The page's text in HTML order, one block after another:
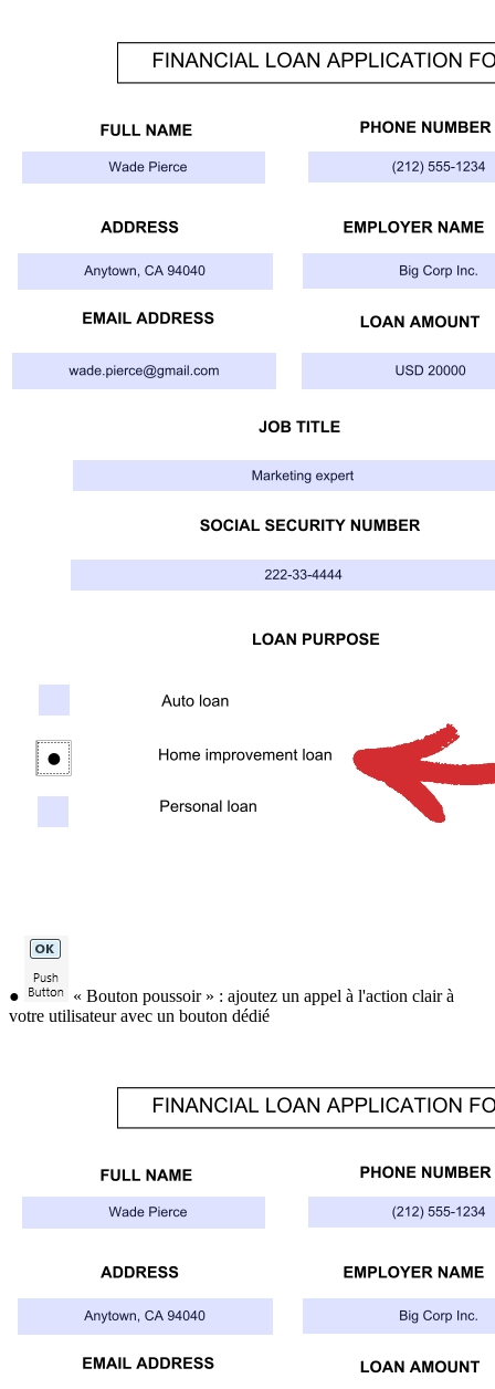
●
« Bouton poussoir » : ajoutez un appel à l'action clair à
votre utilisateur avec un bouton dédié